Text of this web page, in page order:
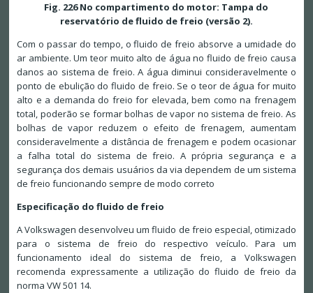
Fig. 226 No compartimento do motor: Tampa do
reservatório de fluido de freio (versão 2).
Com o passar do tempo, o fluido de freio absorve a umidade do
ar ambiente. Um teor muito alto de água no fluido de freio causa
danos ao sistema de freio. A água diminui consideravelmente o
ponto de ebulição do fluido de freio. Se o teor de água for muito
alto e a demanda do freio for elevada, bem como na frenagem
total, poderão se formar bolhas de vapor no sistema de freio. As
bolhas de vapor reduzem o efeito de frenagem, aumentam
consideravelmente a distância de frenagem e podem ocasionar
a falha total do sistema de freio. A própria segurança e a
segurança dos demais usuários da via dependem de um sistema
de freio funcionando sempre de modo correto
Especificação do fluido de freio
A Volkswagen desenvolveu um fluido de freio especial, otimizado
para o sistema de freio do respectivo veículo. Para um
funcionamento ideal do sistema de freio, a Volkswagen
recomenda expressamente a utilização do fluido de freio da
norma VW 501 14.